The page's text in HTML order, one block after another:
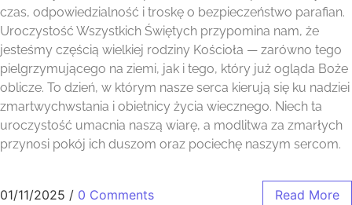
czas, odpowiedzialność i troskę o bezpieczeństwo parafian.
Uroczystość Wszystkich Świętych przypomina nam, że
jesteśmy częścią wielkiej rodziny Kościoła — zarówno tego
pielgrzymującego na ziemi, jak i tego, który już ogląda Boże
oblicze. To dzień, w którym nasze serca kierują się ku nadziei
zmartwychwstania i obietnicy życia wiecznego. Niech ta
uroczystość umacnia naszą wiarę, a modlitwa za zmarłych
przynosi pokój ich duszom oraz pociechę naszym sercom.
01/11/2025 / 0 Comments Read More